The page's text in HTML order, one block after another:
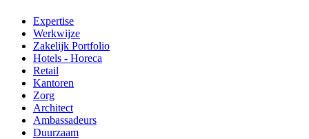
Expertise
Werkwijze
Zakelijk Portfolio
Hotels - Horeca
Retail
Kantoren
Zorg
Architect
Ambassadeurs
Duurzaam